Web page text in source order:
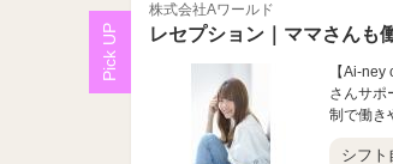
株式会社Aワールド
レセプション｜ママさんも
【Ai-
さんサ
制で働き
シフト